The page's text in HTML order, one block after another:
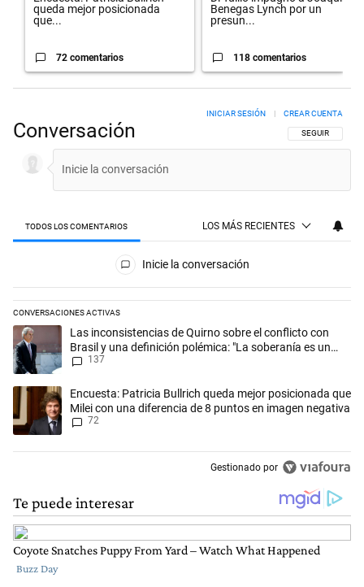
queda mejor posicionada
que...
72 comentarios
Benegas Lynch por un
presun...
118 comentarios
Conversación SIGA ESTA
SEGUIR
INICIAR SESIÓN | CREAR CUENTA
TODOS LOS COMENTARIOS LOS MÁS RECIENTES
Inicie la conversación
CONVERSACIONES ACTIVAS
Este listado muestra los artículos con más comentarios en los
Un artículo de tendencia con el título "Las inconsistencias de Quirno
Las inconsistencias de Quirno sobre el conflicto con
Brasil y una definición polémica: "La soberanía es un
concepto antiguo"
137
Un artículo de tendencia con el título "Encuesta: Patricia Bullrich
Encuesta: Patricia Bullrich queda mejor posicionada que
Milei con una diferencia de 8 puntos en imagen negativa
72
Gestionado por